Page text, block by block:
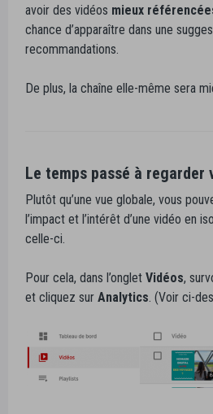
avoir des vidéos mieux
chance d’apparaître dans une
recommandations.
De plus, la chaîne elle-même sera
Le temps passé à regarder
Plutôt qu’une vue globale, vous
l’impact et l’intérêt d’une vidéo en
celle-ci.
Pour cela, dans l’onglet Vidéos,
et cliquez sur Analytics. (Voir ci-